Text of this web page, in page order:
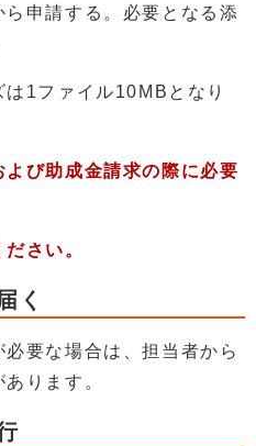
ら申請する。必要となる添
1ファイル10MBとなり
び助成金請求の際に必要
さい。
く
要な場合は、担当者から
ります。